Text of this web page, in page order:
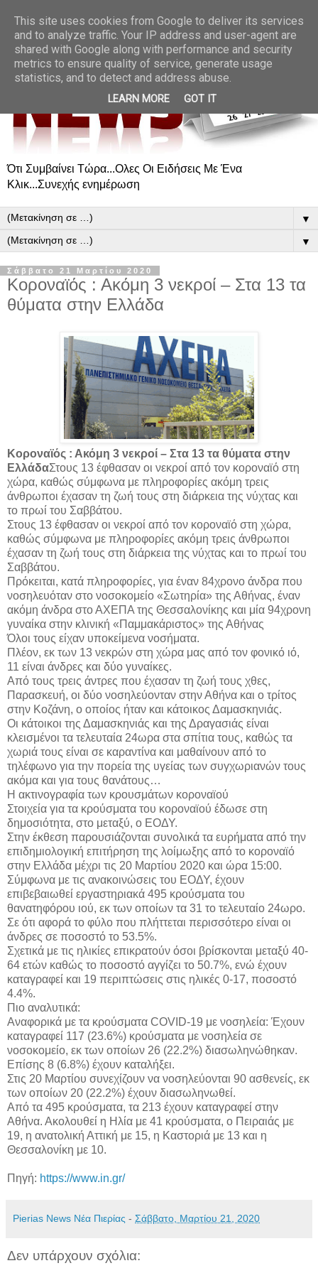
Ότι Συμβαίνει Τώρα...Ολες Οι Ειδήσεις Με Ένα
Κλικ...Συνεχής ενημέρωση
▼
▼
Σάββατο 21 Μαρτίου 2020
Κοροναϊός : Ακόμη 3 νεκροί – Στα 13 τα
θύματα στην Ελλάδα
Κοροναϊός : Ακόμη 3 νεκροί – Στα 13 τα θύματα στην
ΕλλάδαΣτους 13 έφθασαν οι νεκροί από τον κοροναϊό στη
χώρα, καθώς σύμφωνα με πληροφορίες ακόμη τρεις
άνθρωποι έχασαν τη ζωή τους στη διάρκεια της νύχτας και
το πρωί του Σαββάτου.
Στους 13 έφθασαν οι νεκροί από τον κοροναϊό στη χώρα,
καθώς σύμφωνα με πληροφορίες ακόμη τρεις άνθρωποι
έχασαν τη ζωή τους στη διάρκεια της νύχτας και το πρωί του
Σαββάτου.
Πρόκειται, κατά πληροφορίες, για έναν 84χρονο άνδρα που
νοσηλευόταν στο νοσοκομείο «Σωτηρία» της Αθήνας, έναν
ακόμη άνδρα στο ΑΧΕΠΑ της Θεσσαλονίκης και μία 94χρονη
γυναίκα στην κλινική «Παμμακάριστος» της Αθήνας
Όλοι τους είχαν υποκείμενα νοσήματα.
Πλέον, εκ των 13 νεκρών στη χώρα μας από τον φονικό ιό,
11 είναι άνδρες και δύο γυναίκες.
Από τους τρεις άντρες που έχασαν τη ζωή τους χθες,
Παρασκευή, οι δύο νοσηλεύονταν στην Αθήνα και ο τρίτος
στην Κοζάνη, ο οποίος ήταν και κάτοικος Δαμασκηνιάς.
Οι κάτοικοι της Δαμασκηνιάς και της Δραγασιάς είναι
κλεισμένοι τα τελευταία 24ωρα στα σπίτια τους, καθώς τα
χωριά τους είναι σε καραντίνα και μαθαίνουν από το
τηλέφωνο για την πορεία της υγείας των συγχωριανών τους
ακόμα και για τους θανάτους…
Η ακτινογραφία των κρουσμάτων κοροναϊού
Στοιχεία για τα κρούσματα του κοροναϊού έδωσε στη
δημοσιότητα, στο μεταξύ, ο ΕΟΔΥ.
Στην έκθεση παρουσιάζονται συνολικά τα ευρήματα από την
επιδημιολογική επιτήρηση της λοίμωξης από το κοροναϊό
στην Ελλάδα μέχρι τις 20 Μαρτίου 2020 και ώρα 15:00.
Σύμφωνα με τις ανακοινώσεις του ΕΟΔΥ, έχουν
επιβεβαιωθεί εργαστηριακά 495 κρούσματα του
θανατηφόρου ιού, εκ των οποίων τα 31 το τελευταίο 24ωρο.
Σε ότι αφορά το φύλο που πλήττεται περισσότερο είναι οι
άνδρες σε ποσοστό το 53.5%.
Σχετικά με τις ηλικίες επικρατούν όσοι βρίσκονται μεταξύ 40-
64 ετών καθώς το ποσοστό αγγίζει το 50.7%, ενώ έχουν
καταγραφεί και 19 περιπτώσεις στις ηλικές 0-17, ποσοστό
4.4%.
Πιο αναλυτικά:
Αναφορικά με τα κρούσματα COVID-19 με νοσηλεία: Έχουν
καταγραφεί 117 (23.6%) κρούσματα με νοσηλεία σε
νοσοκομείο, εκ των οποίων 26 (22.2%) διασωληνώθηκαν.
Επίσης 8 (6.8%) έχουν καταλήξει.
Στις 20 Μαρτίου συνεχίζουν να νοσηλεύονται 90 ασθενείς, εκ
των οποίων 20 (22.2%) έχουν διασωληνωθεί.
Από τα 495 κρούσματα, τα 213 έχουν καταγραφεί στην
Αθήνα. Ακολουθεί η Ηλία με 41 κρούσματα, ο Πειραιάς με
19, η ανατολική Αττική με 15, η Καστοριά με 13 και η
Θεσσαλονίκη με 10.
Πηγή: https://www.in.gr/
Pierias News Νέα Πιερίας - Σάββατο, Μαρτίου 21, 2020
Δεν υπάρχουν σχόλια:
This site uses cookies from Google to deliver its services
and to analyze traffic. Your IP address and user-agent are
shared with Google along with performance and security
metrics to ensure quality of service, generate usage
statistics, and to detect and address abuse.
LEARN MORE GOT IT